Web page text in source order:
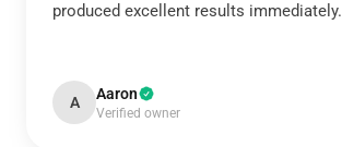
produced excellent results immediately.
A Aaron
Verified owner